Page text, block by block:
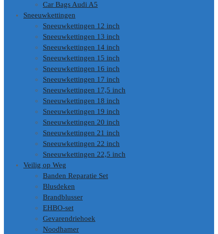
Car Bags Audi A5
Sneeuwkettingen
Sneeuwkettingen 12 inch
Sneeuwkettingen 13 inch
Sneeuwkettingen 14 inch
Sneeuwkettingen 15 inch
Sneeuwkettingen 16 inch
Sneeuwkettingen 17 inch
Sneeuwkettingen 17,5 inch
Sneeuwkettingen 18 inch
Sneeuwkettingen 19 inch
Sneeuwkettingen 20 inch
Sneeuwkettingen 21 inch
Sneeuwkettingen 22 inch
Sneeuwkettingen 22,5 inch
Veilig op Weg
Banden Reparatie Set
Blusdeken
Brandblusser
EHBO-set
Gevarendriehoek
Noodhamer